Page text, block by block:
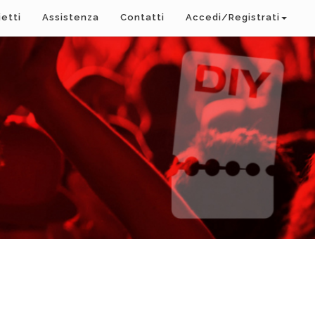
Assistenza Contatti Accedi/Registrati